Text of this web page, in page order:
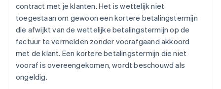
contract met je klanten. Het is wettelijk niet
toegestaan om gewoon een kortere betalingstermijn
die afwijkt van de wettelijke betalingstermijn op de
factuur te vermelden zonder voorafgaand akkoord
met de klant. Een kortere betalingstermijn die niet
vooraf is overeengekomen, wordt beschouwd als
ongeldig.